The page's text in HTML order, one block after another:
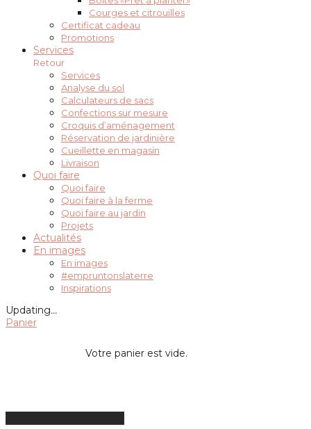
Courges et citrouilles
Certificat cadeau
Promotions
Services
Retour
Services
Analyse du sol
Calculateurs de sacs
Confections sur mesure
Croquis d’aménagement
Réservation de jardinière
Cueillette en magasin
Livraison
Quoi faire
Quoi faire
Quoi faire à la ferme
Quoi faire au jardin
Projets
Actualités
En images
En images
#empruntonslaterre
Inspirations
Updating…
Panier
Votre panier est vide.